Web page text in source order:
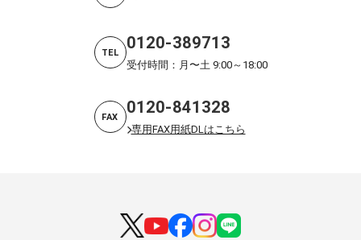
TEL 0120-389713
受付時間：月〜土 9:00～18:00
FAX 0120-841328
専用FAX用紙DLはこちら